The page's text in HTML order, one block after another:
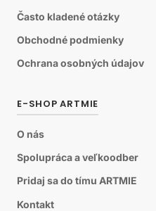
Často kladené otázky
Obchodné podmienky
Ochrana osobných údajov
E-SHOP ARTMIE
O nás
Spolupráca a veľkoodber
Pridaj sa do tímu ARTMIE
Kontakt